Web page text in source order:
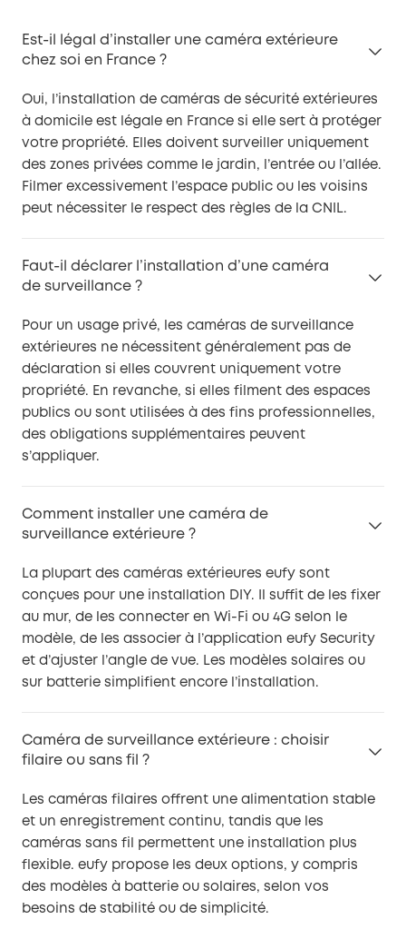
Est-il légal d’installer une caméra extérieure
chez soi en France ?
Oui, l’installation de caméras de sécurité extérieures
à domicile est légale en France si elle sert à protéger
votre propriété. Elles doivent surveiller uniquement
des zones privées comme le jardin, l’entrée ou l’allée.
Filmer excessivement l’espace public ou les voisins
peut nécessiter le respect des règles de la CNIL.
Faut-il déclarer l’installation d’une caméra
de surveillance ?
Pour un usage privé, les caméras de surveillance
extérieures ne nécessitent généralement pas de
déclaration si elles couvrent uniquement votre
propriété. En revanche, si elles filment des espaces
publics ou sont utilisées à des fins professionnelles,
des obligations supplémentaires peuvent
s’appliquer.
Comment installer une caméra de
surveillance extérieure ?
La plupart des caméras extérieures eufy sont
conçues pour une installation DIY. Il suffit de les fixer
au mur, de les connecter en Wi-Fi ou 4G selon le
modèle, de les associer à l’application eufy Security
et d’ajuster l’angle de vue. Les modèles solaires ou
sur batterie simplifient encore l’installation.
Caméra de surveillance extérieure : choisir
filaire ou sans fil ?
Les caméras filaires offrent une alimentation stable
et un enregistrement continu, tandis que les
caméras sans fil permettent une installation plus
flexible. eufy propose les deux options, y compris
des modèles à batterie ou solaires, selon vos
besoins de stabilité ou de simplicité.